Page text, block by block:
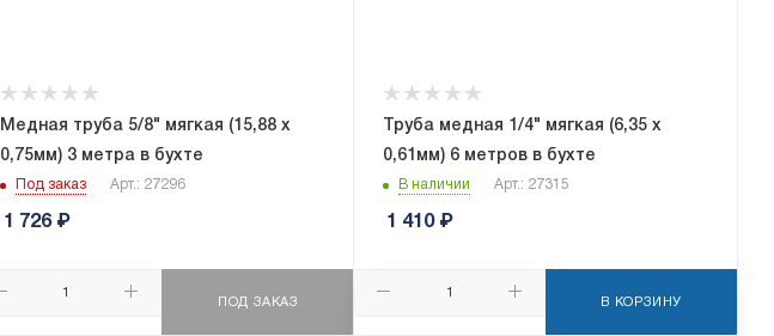
Медная труба 5/8" мягкая (15,88 x
0,75мм) 3 метра в бухте
Под заказ Арт.: 27296
1 726₽
ПОД ЗАКАЗ
Труба медная 1/4" мягкая (6,35 x
0,61мм) 6 метров в бухте
В наличии Арт.: 27315
1 410₽
В КОРЗИНУ